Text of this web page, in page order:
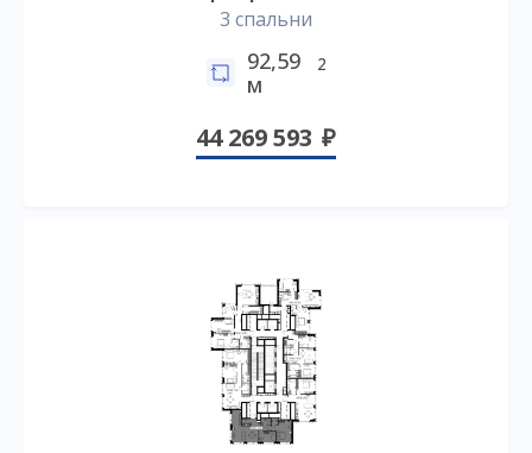
3 спальни
92,59
м
2
44 269 593